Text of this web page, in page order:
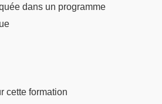
dans un programme
cette formation